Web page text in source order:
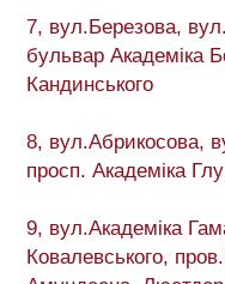
7, вул.Березова,
бульвар Академіка
Кандинського
8, вул.Абрикосова,
просп. Академіка
9, вул.Академіка
Ковалевського,